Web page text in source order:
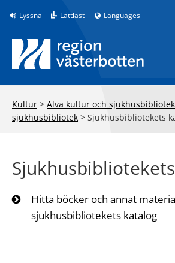
Till innehåll på sidan
Lyssna Lättläst Languages
Kultur > Alva kultur och
sjukhusbibliotek > Sjukhusbibliotekets
Hitta böcker och annat
sjukhusbibliotekets katalog